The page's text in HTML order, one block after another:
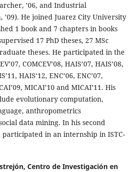
’06, and Industrial
’09). He joined Juarez City University
1 book and 7 chapters in books
17 PhD theses, 27 MSc
theses. He participated in the
COMCEV’08, HAIS’07, HAIS’08,
HAIS’12, ENC’06, ENC’07,
MICAI’10 and MICAI’11. His
evolutionary computation,
anthropometrics
data mining. In his second
in an internship in ISTC-
Centro de Investigación en